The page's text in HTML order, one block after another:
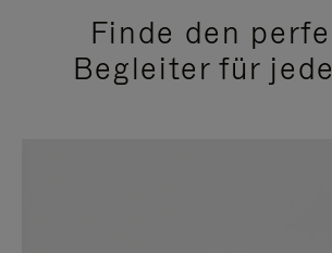
Finde den
Begleiter für